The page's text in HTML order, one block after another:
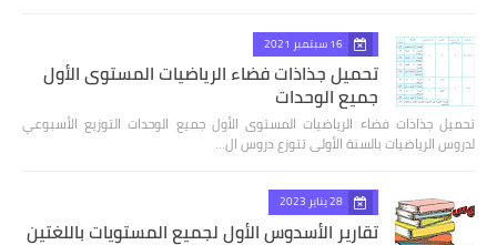
16 سبتمبر 2021
تحميل جذاذات فضاء الرياضيات المستوى الأول
جميع الوحدات
تحميل جذاذات فضاء الرياضيات المستوى الأول جميع الوحدات التوزيع الأسبوعي
لدروس الرياضيات بالسنة الأولى تتوزع دروس ال…
28 يناير 2023
تقارير الأسدوس الأول لجميع المستويات باللغتين